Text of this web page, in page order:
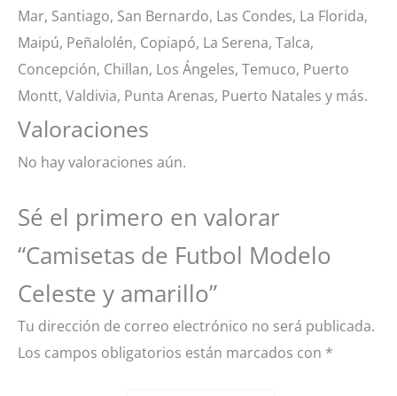
Mar, Santiago, San Bernardo, Las Condes, La Florida,
Maipú, Peñalolén, Copiapó, La Serena, Talca,
Concepción, Chillan, Los Ángeles, Temuco, Puerto
Montt, Valdivia, Punta Arenas, Puerto Natales y más.
Valoraciones
No hay valoraciones aún.
Sé el primero en valorar
“Camisetas de Futbol Modelo
Celeste y amarillo”
Tu dirección de correo electrónico no será publicada.
Los campos obligatorios están marcados con *